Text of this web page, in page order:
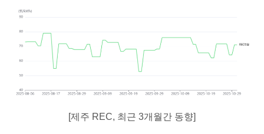
[제주 REC, 최근 3개월간 동향]